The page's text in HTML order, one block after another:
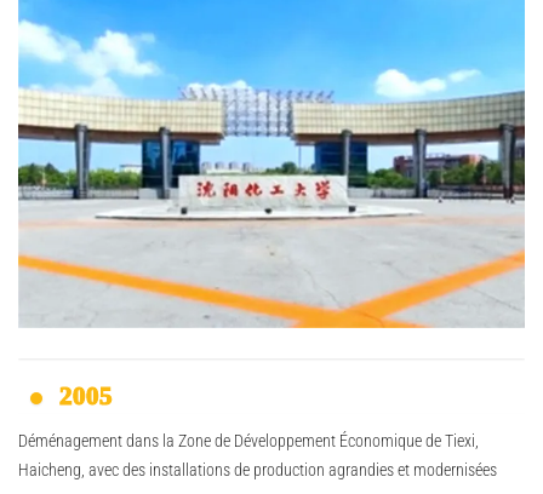
2005
Déménagement dans la Zone de Développement Économique de Tiexi,
Haicheng, avec des installations de production agrandies et modernisées